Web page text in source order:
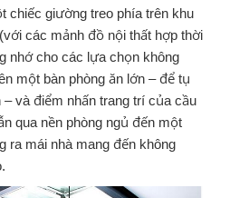
chiếc giường treo phía trên khu
các mảnh đồ nội thất hợp thời
nhớ cho các lựa chọn không
một bàn phòng ăn lớn – để tụ
và điểm nhấn trang trí của cầu
qua nền phòng ngủ đến một
ra mái nhà mang đến không